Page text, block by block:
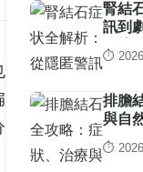
腎結
訊到
細節
⏱️
排膽
與自
⏱️